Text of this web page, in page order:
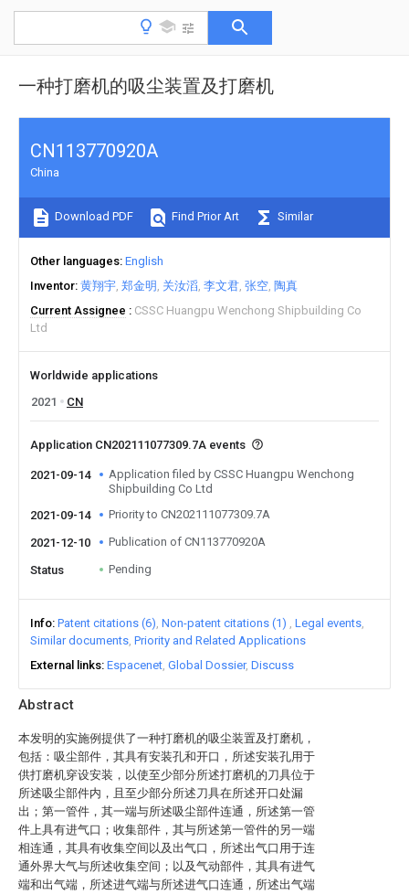
一种打磨机的吸尘装置及打磨机
Abstract
本发明的实施例提供了一种打磨机的吸尘装置及打磨机，
包括：吸尘部件，其具有安装孔和开口，所述安装孔用于
供打磨机穿设安装，以使至少部分所述打磨机的刀具位于
所述吸尘部件内，且至少部分所述刀具在所述开口处漏
出；第一管件，其一端与所述吸尘部件连通，所述第一管
件上具有进气口；收集部件，其与所述第一管件的另一端
相连通，其具有收集空间以及出气口，所述出气口用于连
通外界大气与所述收集空间；以及气动部件，其具有进气
端和出气端，所述进气端与所述进气口连通，所述出气端
CN113770920A
China
Download PDF Find Prior Art Similar
Other languages English
Inventor 黄翔宇 郑金明 关汝滔 李文君 张空 陶真
Current Assignee
CSSC Huangpu Wenchong Shipbuilding Co
Ltd
Worldwide applications
2021
CN
Application CN202111077309.7A events
2021-09-14
Application filed by CSSC Huangpu Wenchong
Shipbuilding Co Ltd
2021-09-14
Priority to CN202111077309.7A
2021-12-10 Publication of CN113770920A
Status Pending
Info Patent citations (6) Non-patent citations (1)
Legal events
Similar documents Priority and Related Applications
External links Espacenet Global Dossier Discuss